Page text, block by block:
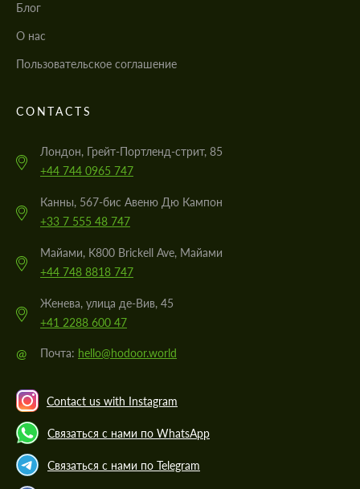
Блог
О нас
Пользовательское соглашение
CONTACTS
Лондон, Грейт-Портленд-стрит, 85
+44 744 0965 747
Канны, 567-бис Авеню Дю Кампон
+33 7 555 48 747
Майами, K800 Brickell Ave, Майами
+44 748 8818 747
Женева, улица де-Вив, 45
+41 2288 600 47
@ Почта: hello@hodoor.world
Contact us with Instagram
Связаться с нами по WhatsApp
Связаться с нами по Telegram